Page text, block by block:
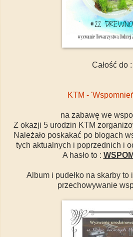
Całość do :
KTM -
na zabawę we
Z okazji 5 urodzin KTM
Należało poskakać po blogach
tych aktualnych i poprzednich i
A hasło to :
Album i pudełko na skarby
przechowywanie